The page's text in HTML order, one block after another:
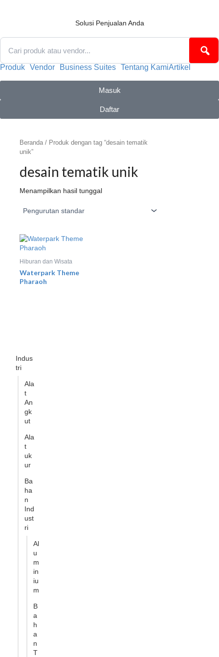
Solusi Penjualan Anda
Produk Vendor Business Suites Tentang KamiArtikel
Masuk
Daftar
Indus
tri
Ala
t
An
gk
ut
Ala
t
uk
ur
Ba
ha
n
Ind
ust
ri
Al
u
m
in
iu
m
B
a
h
a
n
T
Beranda / Produk dengan tag “desain tematik
unik”
desain tematik unik
Menampilkan hasil tunggal
Hiburan dan Wisata
Waterpark Theme
Pharaoh